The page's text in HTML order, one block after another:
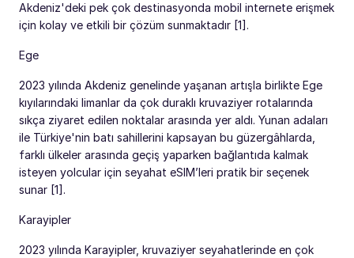
Akdeniz'deki pek çok destinasyonda mobil internete erişmek
için kolay ve etkili bir çözüm sunmaktadır [1].
Ege
2023 yılında Akdeniz genelinde yaşanan artışla birlikte Ege
kıyılarındaki limanlar da çok duraklı kruvaziyer rotalarında
sıkça ziyaret edilen noktalar arasında yer aldı. Yunan adaları
ile Türkiye'nin batı sahillerini kapsayan bu güzergâhlarda,
farklı ülkeler arasında geçiş yaparken bağlantıda kalmak
isteyen yolcular için seyahat eSIM’leri pratik bir seçenek
sunar [1].
Karayipler
2023 yılında Karayipler, kruvaziyer seyahatlerinde en çok